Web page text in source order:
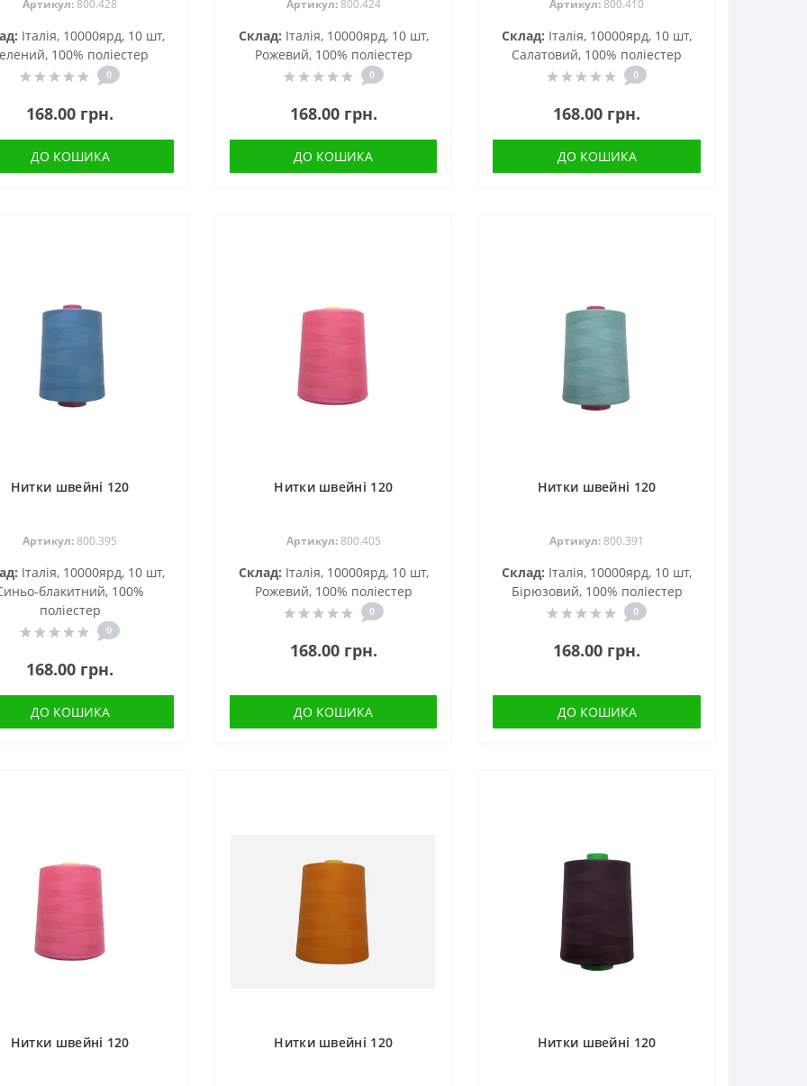
Артикул:800.428
Італія, 10000ярд, 10 шт,
100% поліестер
0
168.00 грн.
ДО КОШИКА
Артикул:800.424
Склад: Італія, 10000ярд, 10 шт,
Рожевий, 100% поліестер
0
168.00 грн.
ДО КОШИКА
Артикул:800.410
Склад: Італія, 10000ярд, 10 шт,
Салатовий, 100% поліестер
0
168.00 грн.
ДО КОШИКА
Нитки швейні 120
Артикул:800.395
Італія, 10000ярд, 10 шт,
блакитний, 100%
поліестер
0
168.00 грн.
ДО КОШИКА
Нитки швейні 120
Артикул:800.405
Склад: Італія, 10000ярд, 10 шт,
Рожевий, 100% поліестер
0
168.00 грн.
ДО КОШИКА
Нитки швейні 120
Артикул:800.391
Склад: Італія, 10000ярд, 10 шт,
Бірюзовий, 100% поліестер
0
168.00 грн.
ДО КОШИКА
Нитки швейні 120 Нитки швейні 120 Нитки швейні 120